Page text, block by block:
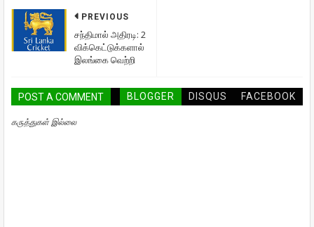
PREVIOUS
சந்திமால் அதிரடி: 2
விக்கெட்டுக்களால்
இலங்கை வெற்றி
POST A COMMENT BLOGGER DISQUS FACEBOOK
கருத்துகள் இல்லை